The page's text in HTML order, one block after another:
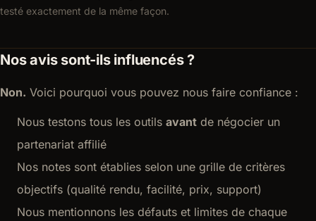
testé exactement de la même façon.
Nos avis sont-ils influencés ?
Non. Voici pourquoi vous pouvez nous faire confiance :
Nous testons tous les outils avant de négocier un
partenariat affilié
Nos notes sont établies selon une grille de critères
objectifs (qualité rendu, facilité, prix, support)
Nous mentionnons les défauts et limites de chaque